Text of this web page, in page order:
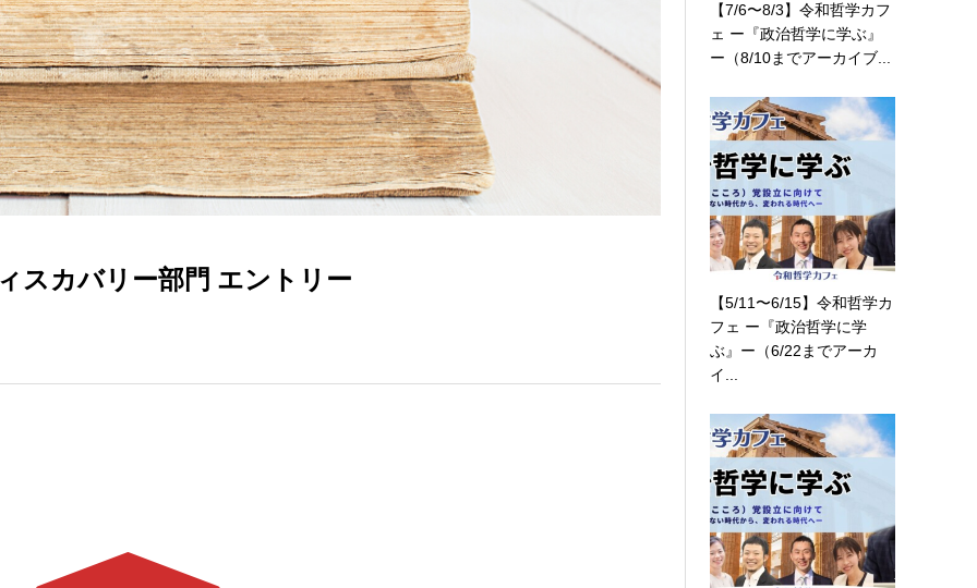
スカバリー部門 エントリー
【7/6〜8/3】令和哲学カフ
ェ ー『政治哲学に学ぶ』
ー（8/10までアーカイブ...
【5/11〜6/15】令和哲学カ
フェ ー『政治哲学に学
ぶ』ー（6/22までアーカ
イ...